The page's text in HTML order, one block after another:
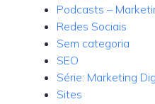
Podcasts –
Redes Sociais
Sem categoria
SEO
Série: Marketing
Sites